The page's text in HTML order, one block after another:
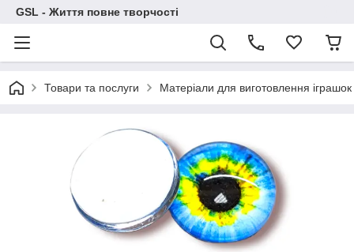
GSL - Життя повне творчості
Товари та послуги Матеріали для виготовлення іграшок